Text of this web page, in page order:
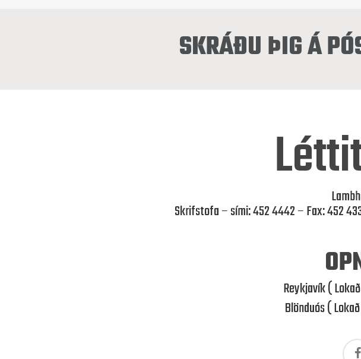
SKRÁÐU ÞIG Á
Skrifstofa – sími: 452 4442 – Fax: 452
Reykjavík (
Blönduós (